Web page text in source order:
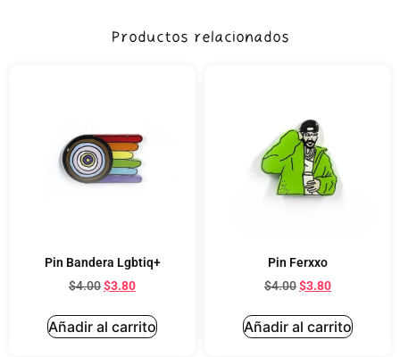
Productos relacionados
Pin Bandera Lgbtiq+
$4.00$3.80
Añadir al carrito
Pin Ferxxo
$4.00$3.80
Añadir al carrito